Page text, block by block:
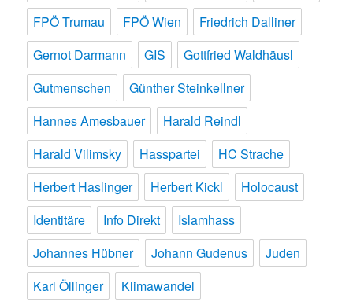
FPÖ Trumau
FPÖ Wien
Friedrich Dalliner
Gernot Darmann
GIS
Gottfried Waldhäusl
Gutmenschen
Günther Steinkellner
Hannes Amesbauer
Harald Reindl
Harald Vilimsky
Hasspartei
HC Strache
Herbert Haslinger
Herbert Kickl
Holocaust
Identitäre
Info Direkt
Islamhass
Johannes Hübner
Johann Gudenus
Juden
Karl Öllinger
Klimawandel